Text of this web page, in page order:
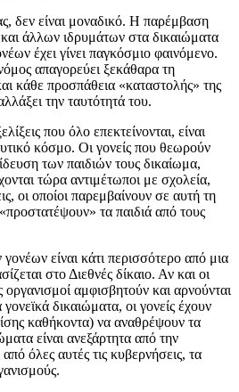
δεν είναι μοναδικό. Η παρέμβαση
άλλων ιδρυμάτων στα δικαιώματα
έχει γίνει παγκόσμιο φαινόμενο.
απαγορεύει ξεκάθαρα τη
κάθε προσπάθεια «καταστολής» της
την ταυτότητά του.
που όλο επεκτείνονται, είναι
κόσμο. Οι γονείς που θεωρούν
των παιδιών τους δικαίωμα,
τώρα αντιμέτωποι με σχολεία,
οι οποίοι παρεμβαίνουν σε αυτή τη
τα παιδιά από τους
είναι κάτι περισσότερο από μια
στο Διεθνές δίκαιο. Αν και οι
οργανισμοί αμφισβητούν και αρνούνται
δικαιώματα, οι γονείς έχουν
καθήκοντα) να αναθρέψουν τα
είναι ανεξάρτητα από την
όλες αυτές τις κυβερνήσεις, τα